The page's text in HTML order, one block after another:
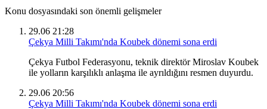
Konu dosyasındaki son önemli gelişmeler
29.06 21:28
Çekya Milli Takımı'nda Koubek dönemi sona erdi
Çekya Futbol Federasyonu, teknik direktör Miroslav Koubek
ile yolların karşılıklı anlaşma ile ayrıldığını resmen duyurdu.
29.06 20:56
Çekya Milli Takımı'nda Koubek dönemi sona erdi